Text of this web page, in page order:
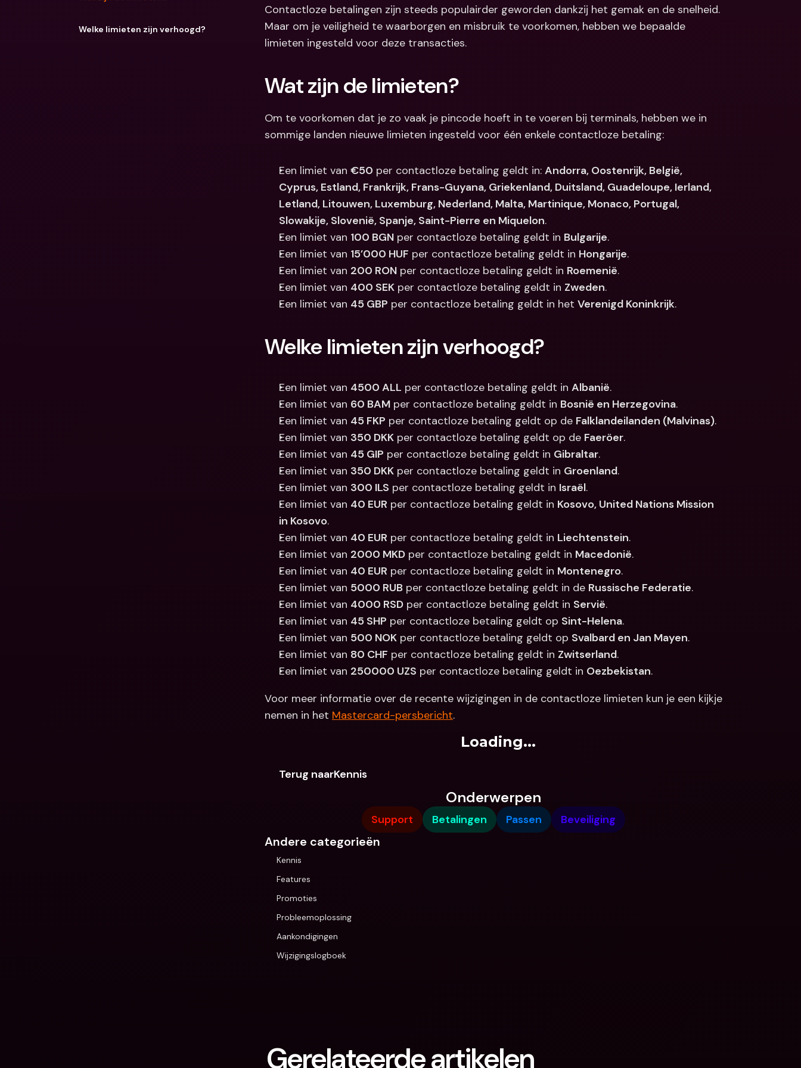
Internationale bankrekeningen
& vreemde valuta
Koppelingen
Internationale bankrekeningen
Welke limieten zijn verhoogd?
Contactloze betalingen zijn steeds populairder geworden dankzij het gemak en de snelheid.
Maar om je veiligheid te waarborgen en misbruik te voorkomen, hebben we bepaalde
limieten ingesteld voor deze transacties.
Wat zijn de limieten?
Om te voorkomen dat je zo vaak je pincode hoeft in te voeren bij terminals, hebben we in
sommige landen nieuwe limieten ingesteld voor één enkele contactloze betaling:
Een limiet van €50 per contactloze betaling geldt in: Andorra, Oostenrijk, België,
Cyprus, Estland, Frankrijk, Frans-Guyana, Griekenland, Duitsland, Guadeloupe, Ierland,
Letland, Litouwen, Luxemburg, Nederland, Malta, Martinique, Monaco, Portugal,
Slowakije, Slovenië, Spanje, Saint-Pierre en Miquelon.
Een limiet van 100 BGN per contactloze betaling geldt in Bulgarije.
Een limiet van 15’000 HUF per contactloze betaling geldt in Hongarije.
Een limiet van 200 RON per contactloze betaling geldt in Roemenië.
Een limiet van 400 SEK per contactloze betaling geldt in Zweden.
Een limiet van 45 GBP per contactloze betaling geldt in het Verenigd Koninkrijk.
Welke limieten zijn verhoogd?
Een limiet van 4500 ALL per contactloze betaling geldt in Albanië.
Een limiet van 60 BAM per contactloze betaling geldt in Bosnië en Herzegovina.
Een limiet van 45 FKP per contactloze betaling geldt op de Falklandeilanden (Malvinas).
Een limiet van 350 DKK per contactloze betaling geldt op de Faeröer.
Een limiet van 45 GIP per contactloze betaling geldt in Gibraltar.
Een limiet van 350 DKK per contactloze betaling geldt in Groenland.
Een limiet van 300 ILS per contactloze betaling geldt in Israël.
Een limiet van 40 EUR per contactloze betaling geldt in Kosovo, United Nations Mission
in Kosovo.
Een limiet van 40 EUR per contactloze betaling geldt in Liechtenstein.
Een limiet van 2000 MKD per contactloze betaling geldt in Macedonië.
Een limiet van 40 EUR per contactloze betaling geldt in Montenegro.
Een limiet van 5000 RUB per contactloze betaling geldt in de Russische Federatie.
Een limiet van 4000 RSD per contactloze betaling geldt in Servië.
Een limiet van 45 SHP per contactloze betaling geldt op Sint-Helena.
Een limiet van 500 NOK per contactloze betaling geldt op Svalbard en Jan Mayen.
Een limiet van 80 CHF per contactloze betaling geldt in Zwitserland.
Een limiet van 250000 UZS per contactloze betaling geldt in Oezbekistan.
Voor meer informatie over de recente wijzigingen in de contactloze limieten kun je een kijkje
nemen in het Mastercard-persbericht.
Loading...
Terug naarKennis
Onderwerpen
Support Betalingen Passen Beveiliging
Andere categorieën
Kennis
Features
Promoties
Probleemoplossing
Aankondigingen
Wijzigingslogboek
Gerelateerde artikelen